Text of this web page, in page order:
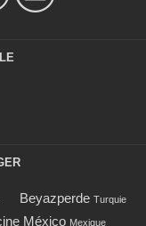
Beyazperde Turquie
México Mexique